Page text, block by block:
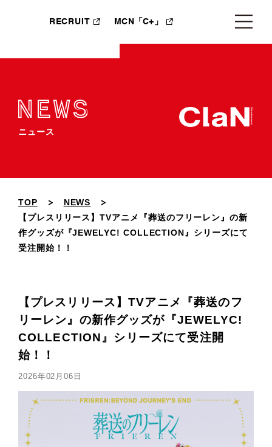
RECRUIT MCN「C+」
ニュース
TOP
NEWS
【プレスリリース】TVアニメ『葬送のフリーレン』の新
作グッズが『JEWELYC! COLLECTION』シリーズにて
受注開始！！
【プレスリリース】TVアニメ『葬送のフ
リーレン』の新作グッズが『JEWELYC!
COLLECTION』シリーズにて受注開
始！！
2026年02月06日